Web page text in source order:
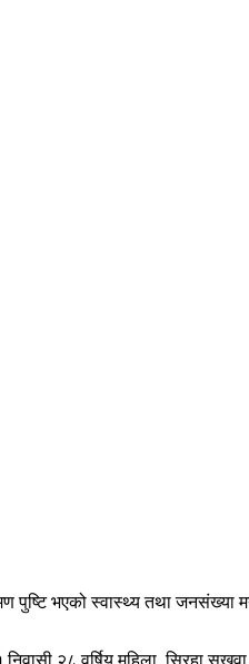
पुष्टि भएको स्वास्थ्य तथा
२८ वर्षिय महिला, सिरहा